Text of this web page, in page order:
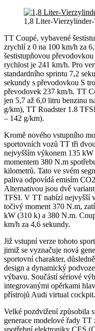
1,8 Liter-
TT Coupé, vybavené
zrychlí z 0 na 100 km/h za
šestistupňovou
rychlost je 241 km/h. Pro
standardního sprintu 7,2
sekundy s převodovkou S
převodovek 237 km/h. TT
jen 5,7 až 6,0 litru benzinu
g/km), TT Roadster 1.8
– 142 g/km).
Kromě nového vstupního
sportovních vozů TT tři
nejvyšším výkonem 135
momentem 380 N.m
kilometrů. Tato ve svém
paliva odpovídá emisím
Alternativou jsou dvě
TFSI. V TT nabízí nejvyšší
točivý moment 370 N.m,
kW (310 k) a 380 N.m.
km/h za 4,6 sekundy.
Již vstupní verze tohoto
jimiž se vyznačuje nová
sportovní charakter,
design a dynamický
výbavu. Součástí sériové
integrovanými opěrkami
přístrojů Audi virtual cockpit.
Velké pozdvižení způsobila
generace modelové řady
spotřební elektroniky CES